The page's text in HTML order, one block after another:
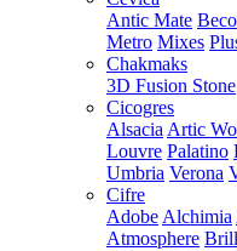
Antic Mate
Metro Mixes
Chakmaks
3D Fusion Stone
Cicogres
Alsacia Artic
Louvre Palatino
Umbria Verona
Cifre
Adobe Alchimia
Atmosphere